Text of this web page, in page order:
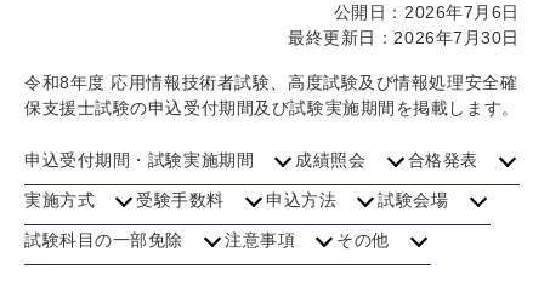
公開日：2026年7月6日
最終更新日：2026年7月30日
令和8年度 応用情報技術者試験、高度試験及び情報処理安全確
保支援士試験の申込受付期間及び試験実施期間を掲載します。
申込受付期間・試験実施期間 成績照会 合格発表
実施方式 受験手数料 申込方法 試験会場
試験科目の一部免除 注意事項 その他